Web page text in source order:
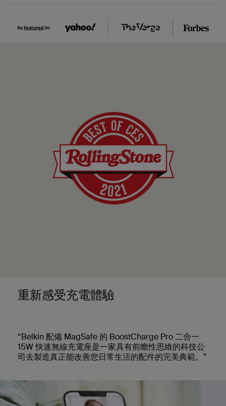
重新感受充電體驗
“Belkin 配備 MagSafe 的 BoostCharge Pro 二合一
15W 快速無線充電座是一家具有前瞻性思維的科技公
司去製造真正能改善您日常生活的配件的完美典範。”